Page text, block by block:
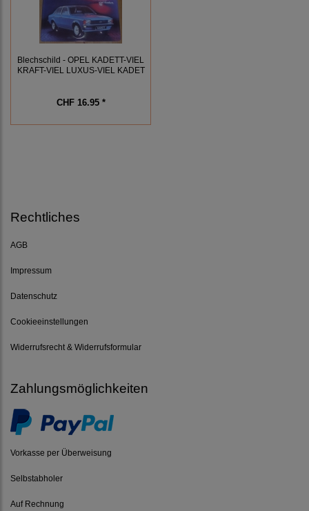
Blechschild - OPEL KADETT-VIEL
KRAFT-VIEL LUXUS-VIEL KADET
CHF 16.95 *
Rechtliches
AGB
Impressum
Datenschutz
Cookieeinstellungen
Widerrufsrecht & Widerrufsformular
Zahlungsmöglichkeiten
Vorkasse per Überweisung
Selbstabholer
Auf Rechnung